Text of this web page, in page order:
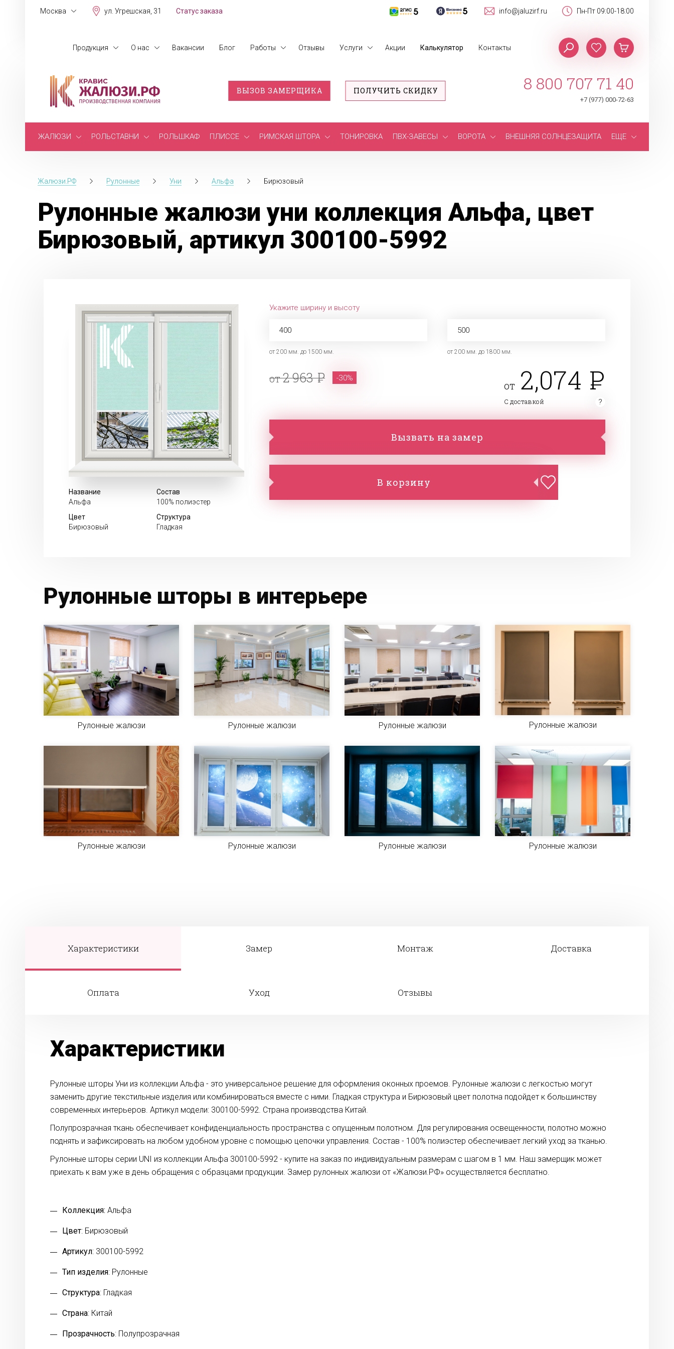
Москва ул. Угрешская, 31 Пн-Пт 09:00-18:00
info@jaluzirf.ru
Статус заказа
Продукция О нас Вакансии Блог Работы Отзывы Услуги Акции Калькулятор Контакты
ВЫЗОВ ЗАМЕРЩИКА ПОЛУЧИТЬ СКИДКУ 8 800 707 71 40
+7 (977) 000-72-63
ЖАЛЮЗИ РОЛЬСТАВНИ РОЛЬШКАФ ПЛИССЕ РИМСКАЯ ШТОРА ТОНИРОВКА ПВХ-ЗАВЕСЫ ВОРОТА ВНЕШНЯЯ СОЛНЦЕЗАЩИТА ЕЩЕ
Жалюзи.РФ Рулонные Уни Альфа Бирюзовый
Рулонные жалюзи уни коллекция Альфа, цвет
Бирюзовый, артикул 300100-5992
Название
Альфа
Состав
100% полиэстер
Цвет
Бирюзовый
Структура
Гладкая
Укажите ширину и высоту
от 200 мм. до 1500 мм. от 200 мм. до 1800 мм.
от2 963 -30%
от 2,074
С доставкой
Вызвать на замер
В корзину
Рулонные шторы в интерьере
Рулонные жалюзи Рулонные жалюзи Рулонные жалюзи Рулонные жалюзи
Рулонные жалюзи Рулонные жалюзи Рулонные жалюзи Рулонные жалюзи
Характеристики Замер Монтаж Доставка
Оплата Уход Отзывы
Характеристики
Рулонные шторы Уни из коллекции Альфа - это универсальное решение для оформления оконных проемов. Рулонные жалюзи с легкостью могут
заменить другие текстильные изделия или комбинироваться вместе с ними. Гладкая структура и Бирюзовый цвет полотна подойдет к большинству
современных интерьеров. Артикул модели: 300100-5992. Страна производства Китай.
Полупрозрачная ткань обеспечивает конфиденциальность пространства с опущенным полотном. Для регулирования освещенности, полотно можно
поднять и зафиксировать на любом удобном уровне с помощью цепочки управления. Состав - 100% полиэстер обеспечивает легкий уход за тканью.
Рулонные шторы серии UNI из коллекции Альфа 300100-5992 - купите на заказ по индивидуальным размерам с шагом в 1 мм. Наш замерщик может
приехать к вам уже в день обращения с образцами продукции. Замер рулонных жалюзи от «Жалюзи.РФ» осуществляется бесплатно.
Коллекция: Альфа
Цвет: Бирюзовый
Артикул: 300100-5992
Тип изделия: Рулонные
Структура: Гладкая
Страна: Китай
Прозрачность: Полупрозрачная